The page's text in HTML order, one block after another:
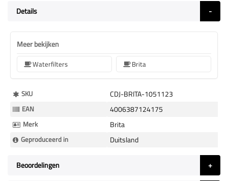
Details
Meer bekijken
Waterfilters Brita
Meer
Informatie
SKU CDJ-BRITA-1051123
EAN 4006387124175
Merk Brita
Geproduceerd in Duitsland
Beoordelingen